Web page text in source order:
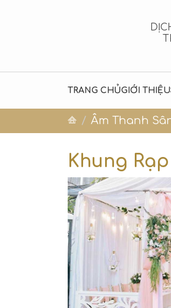
TRANG CHỦGIỚI THIỆU
Âm Thanh
Khung